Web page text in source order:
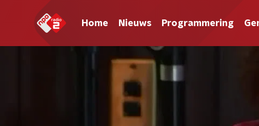
Home Nieuws Programmering